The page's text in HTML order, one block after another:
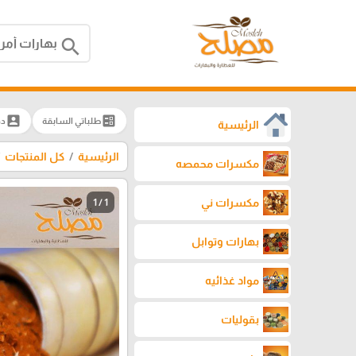
search
الرئيسية
مكسرات محمصه
مكسرات ني
بهارات وتوابل
مواد غذائيه
بقوليات
ballotطلباتي السابقة account_box
الرئيسية كل المنتجات
1 / 1